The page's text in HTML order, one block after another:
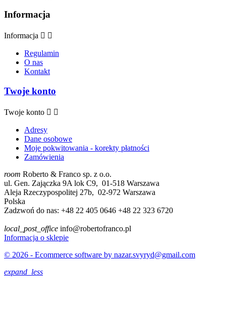
Informacja
Informacja  
Regulamin
O nas
Kontakt
Twoje konto
Twoje konto  
Adresy
Dane osobowe
Moje pokwitowania - korekty płatności
Zamówienia
room Roberto & Franco sp. z o.o.
ul. Gen. Zajączka 9A lok C9, 01-518 Warszawa
Aleja Rzeczypospolitej 27b, 02-972 Warszawa
Polska
Zadzwoń do nas: +48 22 405 0646 +48 22 323 6720
local_post_office info@robertofranco.pl
Informacja o sklepie
© 2026 - Ecommerce software by nazar.svyryd@gmail.com
expand_less